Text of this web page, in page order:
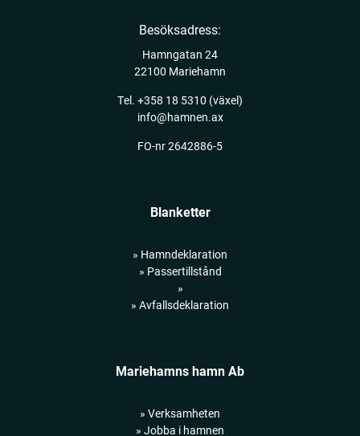
Besöksadress:
Hamngatan 24
22100 Mariehamn
Tel. +358 18 5310 (växel)
info@hamnen.ax
FO-nr 2642886-5
Blanketter
» Hamndeklaration
» Passertillstånd
»
» Avfallsdeklaration
Mariehamns hamn Ab
» Verksamheten
» Jobba i hamnen